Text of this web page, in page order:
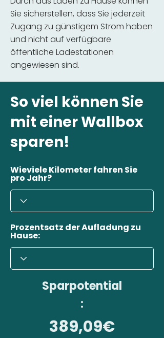
Sie sicherstellen, dass Sie jederzeit
Zugang zu günstigem Strom haben
und nicht auf verfügbare
öffentliche Ladestationen
angewiesen sind.
So viel können Sie
mit einer Wallbox
sparen!
Wieviele Kilometer fahren Sie
pro Jahr?
Prozentsatz der Aufladung zu
Hause:
Sparpotential
:
389,09€